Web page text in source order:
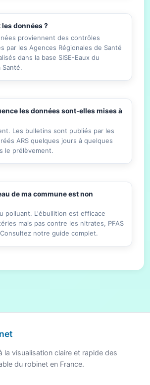
données ?
proviennent des contrôles
par les Agences Régionales de Santé
dans la base SISE-Eaux du
Santé.
les données sont-elles mises à
Les bulletins sont publiés par les
ARS quelques jours à quelques
le prélèvement.
de ma commune est non
polluant. L'ébullition est efficace
mais pas contre les nitrates, PFAS
notre guide complet.
la visualisation claire et rapide des
du robinet en France.